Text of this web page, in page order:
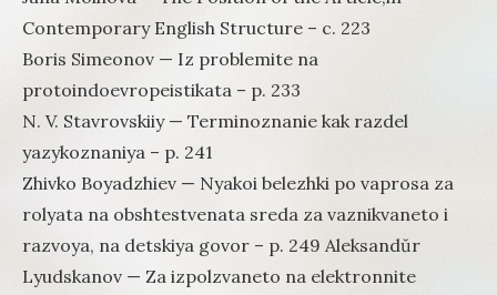
Contemporary English Structure – с. 223
Boris Simeonov — Iz problemite na
protoindoevropeistikata – p. 233
N. V. Stavrovskiiy — Terminoznanie kak razdel
yazykoznaniya – p. 241
Zhivko Boyadzhiev — Nyakoi belezhki po vaprosa za
rolyata na obshtestvenata sreda za vaznikvaneto i
razvoya, na detskiya govor – p. 249 Aleksandŭr
Lyudskanov — Za izpolzvaneto na elektronnite